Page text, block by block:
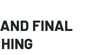
FINAL